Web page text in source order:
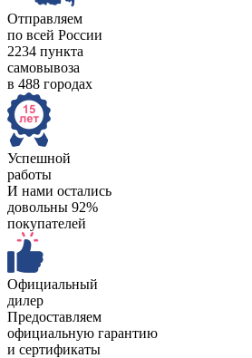
Отправляем
по всей России
2234 пункта
самовывоза
в 488 городах
Успешной
работы
И нами остались
довольны 92%
покупателей
Официальный
дилер
Предоставляем
официальную гарантию
и сертификаты